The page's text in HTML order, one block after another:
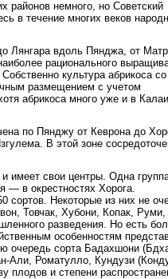
районов немного, но Советский
в течение многих веков
Лянгара вдоль Пянджа, от
рационального
культура абрикоса со
размещением с учетом
абрикоса много уже и в
по Пянджу от Кеврона до
В этой зоне
имеет свои центры. Одна
— в окрестностях Хорога.
сортов. Некоторые из них не
Товчак, Хубони, Копак, Руми,
разведения. Но есть
особенностям
очередь сорта Бадахшони
Роматулло, Кундузи
плодов и степени